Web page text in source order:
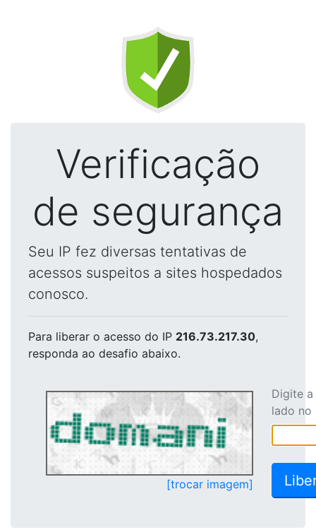
Verificação
de segurança
Seu IP fez diversas tentativas de
acessos suspeitos a sites hospedados
conosco.
Para liberar o acesso do IP 216.73.217.30,
responda ao desafio abaixo.
[trocar imagem]
Digite
lado no